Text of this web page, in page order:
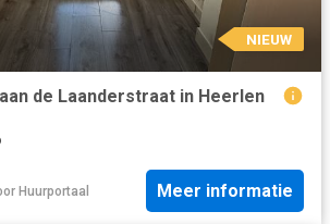
NIEUW
de Laanderstraat in Heerlen
Huurportaal Meer informatie